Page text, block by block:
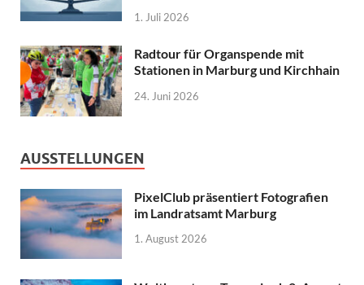
1. Juli 2026
Radtour für Organspende mit
Stationen in Marburg und Kirchhain
24. Juni 2026
AUSSTELLUNGEN
PixelClub präsentiert Fotografien
im Landratsamt Marburg
1. August 2026